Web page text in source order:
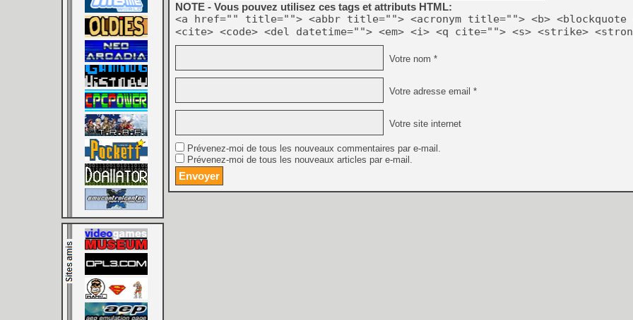
NOTE - Vous pouvez utilisez ces tags et attributs HTML:
<a href="" title=""> <abbr title=""> <acronym title=""> <b> <blockquote
<cite> <code> <del datetime=""> <em> <i> <q cite=""> <s> <strike>
Votre nom *
Votre adresse email *
Votre site internet
Prévenez-moi de tous les nouveaux commentaires par e-mail.
Prévenez-moi de tous les nouveaux articles par e-mail.